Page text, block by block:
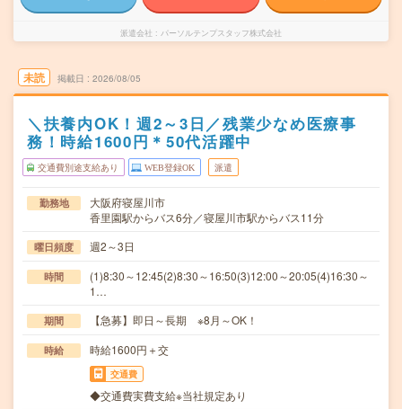
派遣会社 パーソルテンプスタッフ株式会社
未読 掲載日 2026/08/05
＼扶養内OK！週2～3日／残業少なめ医療事
務！時給1600円＊50代活躍中
交通費別途支給あり WEB登録OK 派遣
勤務地
大阪府寝屋川市
香里園駅からバス6分／寝屋川市駅からバス11分
曜日頻度 週2～3日
時間
(1)8:30～12:45(2)8:30～16:50(3)12:00～20:05(4)16:30～
1…
期間 【急募】即日～長期 ※8月～OK！
時給 時給1600円＋交
交通費
◆交通費実費支給※当社規定あり